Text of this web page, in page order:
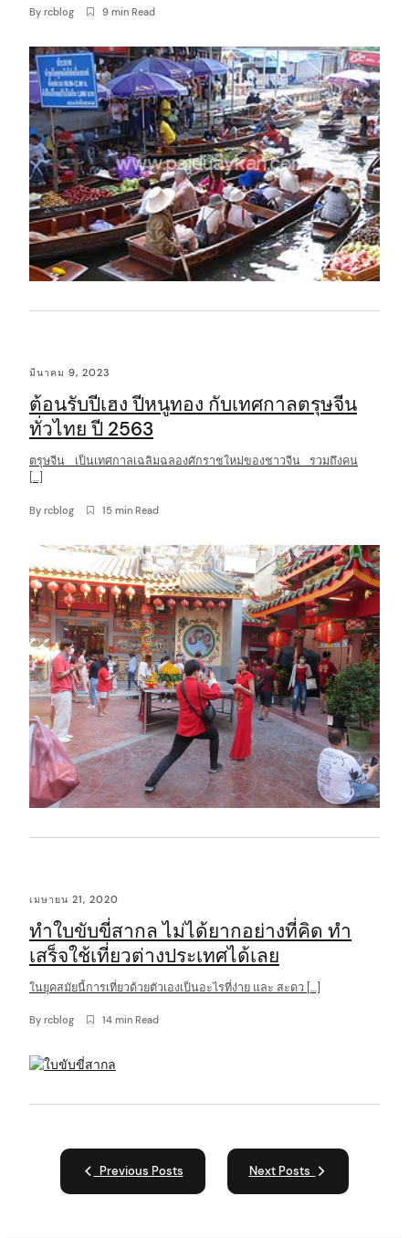
By rcblog 9 min Read
มีนาคม 9, 2023
ต้อนรับปีเฮง ปีหนูทอง กับเทศกาลตรุษจีน
ทั่วไทย ปี 2563
ตรุษจีน เป็นเทศกาลเฉลิมฉลองศักราชใหม่ของชาวจีน รวมถึงคน
[…]
By rcblog 15 min Read
เมษายน 21, 2020
ทำใบขับขี่สากล ไม่ได้ยากอย่างที่คิด ทำ
เสร็จใช้เที่ยวต่างประเทศได้เลย
ในยุคสมัยนี้การเที่ยวด้วยตัวเองเป็นอะไรที่ง่าย และ สะดว […]
By rcblog 14 min Read
Previous Posts Next Posts